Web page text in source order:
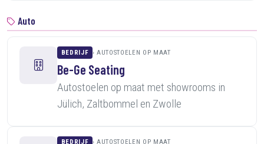
Auto
BEDRIJF AUTOSTOELEN OP MAAT
Be-Ge Seating
Autostoelen op maat met showrooms in
Jülich, Zaltbommel en Zwolle
BEDRIJF AUTOSTOELEN OP MAAT